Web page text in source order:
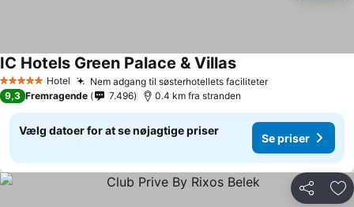
5 Stjerner Hotel Nem adgang til søsterhotellets faciliteter
IC Hotels Green Palace & Villas
9,3 Fremragende 7.496 0.4 km fra stranden
Vælg datoer for at se nøjagtige priser
Se priser
Del